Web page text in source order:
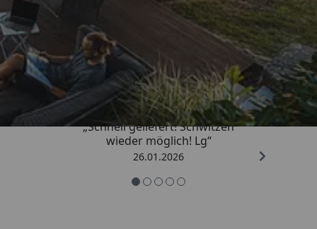
Trusted Shops
„Schnell geliefert! Schwitzen
wieder möglich! Lg“
26.01.2026